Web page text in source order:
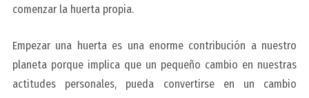
comenzar la huerta propia.
Empezar una huerta es una enorme contribución a nuestro
planeta porque implica que un pequeño cambio en nuestras
actitudes personales, pueda convertirse en un cambio